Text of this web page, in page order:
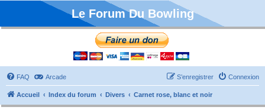
Le Forum Du Bowling
FAQ Arcade Connexion
S’enregistrer
Accueil Index du forum Divers Carnet rose, blanc et noir